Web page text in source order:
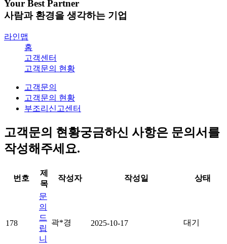
Your Best Partner
사람과 환경을 생각하는 기업
라인맵
홈
고객센터
고객문의 현황
고객문의
고객문의 현황
부조리신고센터
고객문의 현황궁금하신 사항은 문의서를
작성해주세요.
번호
제
목
작성자 작성일 상태
178
문
의
드
립
니
곽*경 2025-10-17 대기